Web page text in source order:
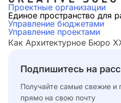
Проектные организации
Единое пространство для
Управление бюджетами
Управление проектами
Как Архитектурное Бюро
Подпишитесь на
Получайте самые свежие и
прямо на свою почту